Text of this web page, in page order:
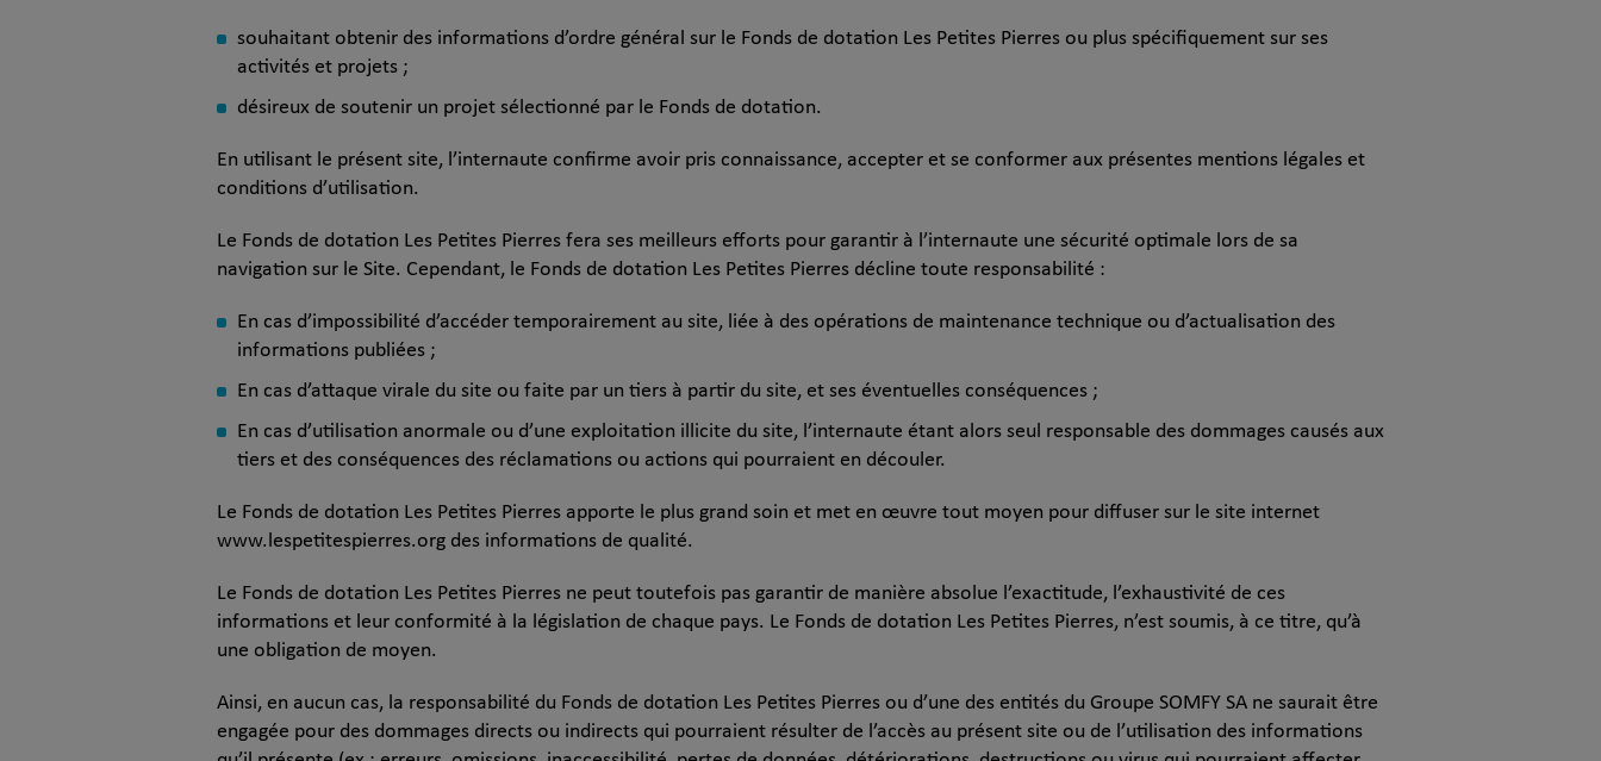
souhaitant obtenir des informations d’ordre général sur le Fonds de dotation Les Petites Pierres ou plus spécifiquement sur ses
activités et projets ;
désireux de soutenir un projet sélectionné par le Fonds de dotation.
En utilisant le présent site, l’internaute confirme avoir pris connaissance, accepter et se conformer aux présentes mentions légales et
conditions d’utilisation.
Le Fonds de dotation Les Petites Pierres fera ses meilleurs efforts pour garantir à l’internaute une sécurité optimale lors de sa
navigation sur le Site. Cependant, le Fonds de dotation Les Petites Pierres décline toute responsabilité :
En cas d’impossibilité d’accéder temporairement au site, liée à des opérations de maintenance technique ou d’actualisation des
informations publiées ;
En cas d’attaque virale du site ou faite par un tiers à partir du site, et ses éventuelles conséquences ;
En cas d’utilisation anormale ou d’une exploitation illicite du site, l’internaute étant alors seul responsable des dommages causés aux
tiers et des conséquences des réclamations ou actions qui pourraient en découler.
Le Fonds de dotation Les Petites Pierres apporte le plus grand soin et met en œuvre tout moyen pour diffuser sur le site internet
www.lespetitespierres.org des informations de qualité.
Le Fonds de dotation Les Petites Pierres ne peut toutefois pas garantir de manière absolue l’exactitude, l’exhaustivité de ces
informations et leur conformité à la législation de chaque pays. Le Fonds de dotation Les Petites Pierres, n’est soumis, à ce titre, qu’à
une obligation de moyen.
Ainsi, en aucun cas, la responsabilité du Fonds de dotation Les Petites Pierres ou d’une des entités du Groupe SOMFY SA ne saurait être
engagée pour des dommages directs ou indirects qui pourraient résulter de l’accès au présent site ou de l’utilisation des informations